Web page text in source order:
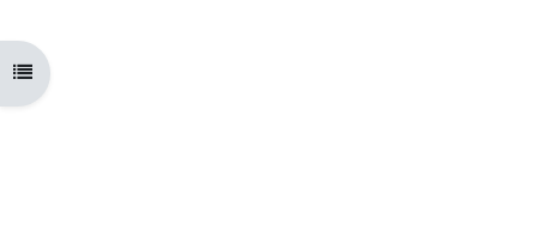
Abrir índice da disciplina